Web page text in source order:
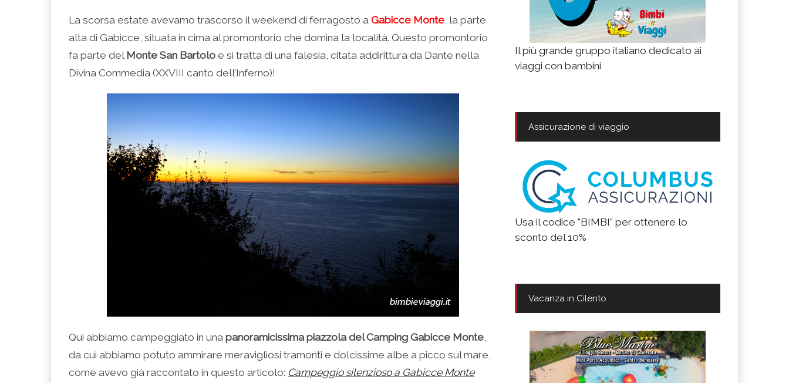
La scorsa estate avevamo trascorso il weekend di ferragosto a Gabicce Monte , la parte
alta di Gabicce, situata in cima al promontorio che domina la località. Questo promontorio
fa parte del Monte San Bartolo e si tratta di una falesia, citata addirittura da Dante nella
Divina Commedia (XXVIII canto dell’Inferno)!
Qui abbiamo campeggiato in una panoramicissima piazzola del Camping Gabicce Monte
da cui abbiamo potuto ammirare meravigliosi tramonti e dolcissime albe a picco sul mare,
come avevo già raccontato in questo articolo: Campeggio silenzioso a Gabicce Monte
Il più grande gruppo italiano dedicato ai
viaggi con bambini
Assicurazione di viaggio
Usa il codice "BIMBI" per ottenere lo
sconto del 10%
Vacanza in Cilento